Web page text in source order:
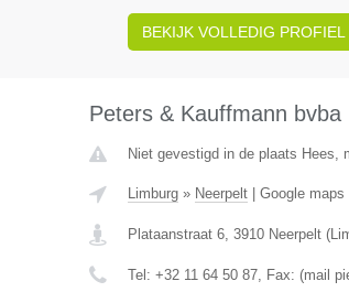
BEKIJK VOLLEDIG PROFIEL
Peters & Kauffmann bvba
Niet gevestigd in de plaats Hees,
Limburg» Neerpelt| Google maps
Plataanstraat 6, 3910 Neerpelt(
Tel: +32 11 64 50 87, Fax: (mail